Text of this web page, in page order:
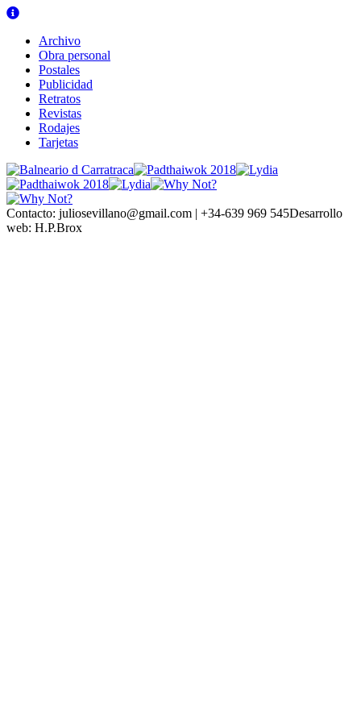
Archivo
Obra personal
Postales
Publicidad
Retratos
Revistas
Rodajes
Tarjetas
Contacto: juliosevillano@gmail.com | +34-639 969 545Desarrollo
web: H.P.Brox